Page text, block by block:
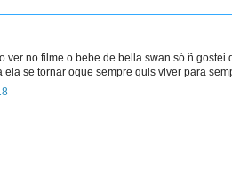
ver no filme o bebe de bella swan só ñ gostei
ela se tornar oque sempre quis viver para